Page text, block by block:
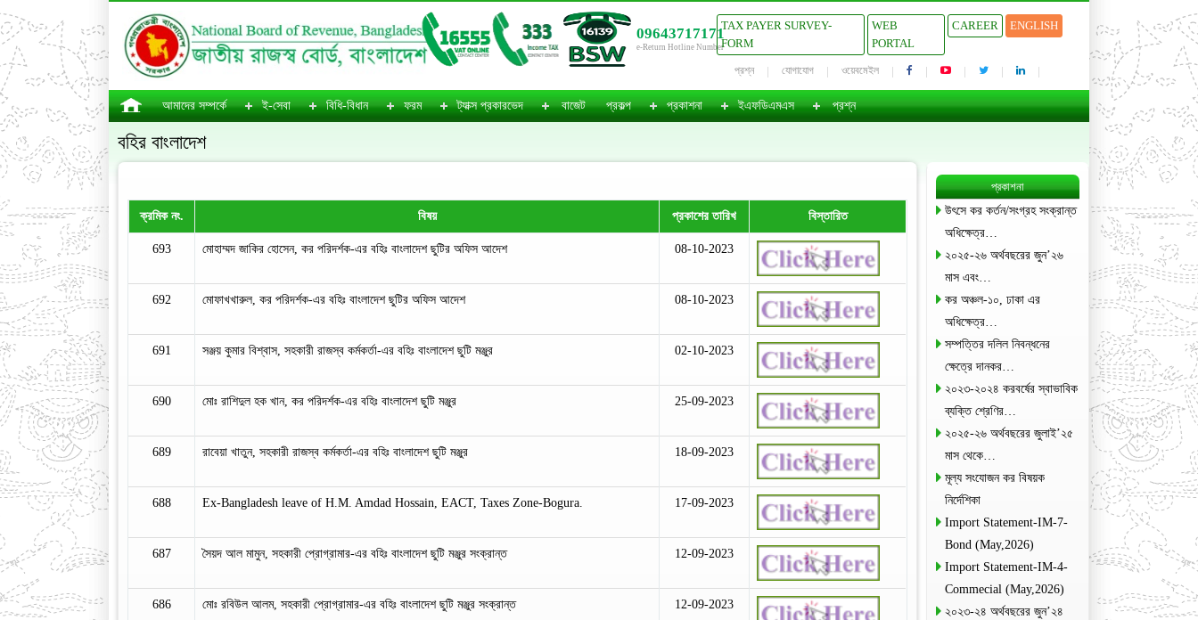
09643717171
e-Return Hotline Number
TAX PAYER SURVEY-
FORM
WEB
PORTAL
CAREER ENGLISH
প্রশ্ন যোগাযোগ ওয়েবমেইল
আমাদের সম্পর্কে ই-সেবা বিধি-বিধান ফরম ট্যাক্স প্রকারভেদ বাজেট প্রকল্প প্রকাশনা ইএফডিএমএস প্রশ্ন
বহির বাংলাদেশ
ক্রমিক নং. বিষয় প্রকাশের তারিখ বিস্তারিত
693 মোহাম্মদ জাকির হোসেন, কর পরিদর্শক-এর বহিঃ বাংলাদেশ ছুটির অফিস আদেশ 08-10-2023
692 মোফাখখারুল, কর পরিদর্শক-এর বহিঃ বাংলাদেশ ছুটির অফিস আদেশ 08-10-2023
691 সঞ্জয় কুমার বিশ্বাস, সহকারী রাজস্ব কর্মকর্তা-এর বহিঃ বাংলাদেশ ছুটি মঞ্জুর 02-10-2023
690 মোঃ রাশিদুল হক খান, কর পরিদর্শক-এর বহিঃ বাংলাদেশ ছুটি মঞ্জুর 25-09-2023
689 রাবেয়া খাতুন, সহকারী রাজস্ব কর্মকর্তা-এর বহিঃ বাংলাদেশ ছুটি মঞ্জুর 18-09-2023
688 Ex-Bangladesh leave of H.M. Amdad Hossain, EACT, Taxes Zone-Bogura. 17-09-2023
687 সৈয়দ আল মামুন, সহকারী প্রোগ্রামার-এর বহিঃ বাংলাদেশ ছুটি মঞ্জুর সংক্রান্ত 12-09-2023
686 মোঃ রবিউল আলম, সহকারী প্রোগ্রামার-এর বহিঃ বাংলাদেশ ছুটি মঞ্জুর সংক্রান্ত 12-09-2023
প্রকাশনা
উৎসে কর কর্তন/সংগ্রহ সংক্রান্ত
অধিক্ষেত্র…
২০২৫-২৬ অর্থবছরের জুন’২৬
মাস এবং…
কর অঞ্চল-১০, ঢাকা এর
অধিক্ষেত্র…
সম্পত্তির দলিল নিবন্ধনের
ক্ষেত্রে দানকর…
২০২৩-২০২৪ করবর্ষের স্বাভাবিক
ব্যক্তি শ্রেণির…
২০২৫-২৬ অর্থবছরের জুলাই’২৫
মাস থেকে…
মূল্য সংযোজন কর বিষয়ক
নির্দেশিকা
Import Statement-IM-7-
Bond (May,2026)
Import Statement-IM-4-
Commecial (May,2026)
২০২৩-২৪ অর্থবছরের জুন’২৪